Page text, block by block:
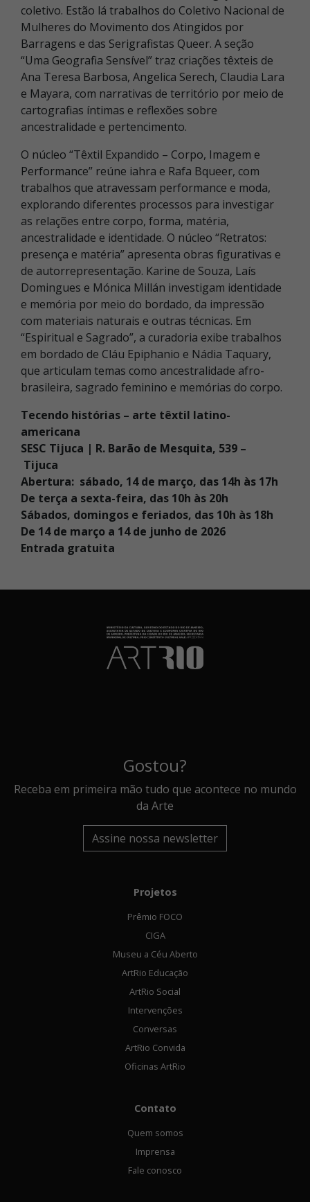
coletivo. Estão lá trabalhos do Coletivo Nacional de
Mulheres do Movimento dos Atingidos por
Barragens e das Serigrafistas Queer. A seção
“Uma Geografia Sensível” traz criações têxteis de
Ana Teresa Barbosa, Angelica Serech, Claudia Lara
e Mayara, com narrativas de território por meio de
cartografias íntimas e reflexões sobre
ancestralidade e pertencimento.
O núcleo “Têxtil Expandido – Corpo, Imagem e
Performance” reúne iahra e Rafa Bqueer, com
trabalhos que atravessam performance e moda,
explorando diferentes processos para investigar
as relações entre corpo, forma, matéria,
ancestralidade e identidade. O núcleo “Retratos:
presença e matéria” apresenta obras figurativas e
de autorrepresentação. Karine de Souza, Laís
Domingues e Mónica Millán investigam identidade
e memória por meio do bordado, da impressão
com materiais naturais e outras técnicas. Em
“Espiritual e Sagrado”, a curadoria exibe trabalhos
em bordado de Cláu Epiphanio e Nádia Taquary,
que articulam temas como ancestralidade afro-
brasileira, sagrado feminino e memórias do corpo.
Tecendo histórias – arte têxtil latino-
americana
SESC Tijuca | R. Barão de Mesquita, 539 –
Tijuca
Abertura: sábado, 14 de março, das 14h às 17h
De terça a sexta-feira, das 10h às 20h
Sábados, domingos e feriados, das 10h às 18h
De 14 de março a 14 de junho de 2026
Entrada gratuita
Gostou?
Receba em primeira mão tudo que acontece no mundo
da Arte
Assine nossa newsletter
Projetos
Prêmio FOCO
CIGA
Museu a Céu Aberto
ArtRio Educação
ArtRio Social
Intervenções
Conversas
ArtRio Convida
Oficinas ArtRio
Contato
Quem somos
Imprensa
Fale conosco